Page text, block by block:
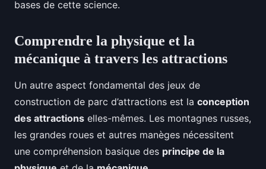
bases de cette science.
Comprendre la physique et la
mécanique à travers les attractions
Un autre aspect fondamental des jeux de
construction de parc d’attractions est la conception
des attractions elles-mêmes. Les montagnes russes,
les grandes roues et autres manèges nécessitent
une compréhension basique des principe de la